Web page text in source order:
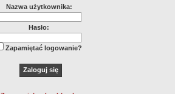
Nazwa użytkownika:
Hasło:
Zapamiętać logowanie?